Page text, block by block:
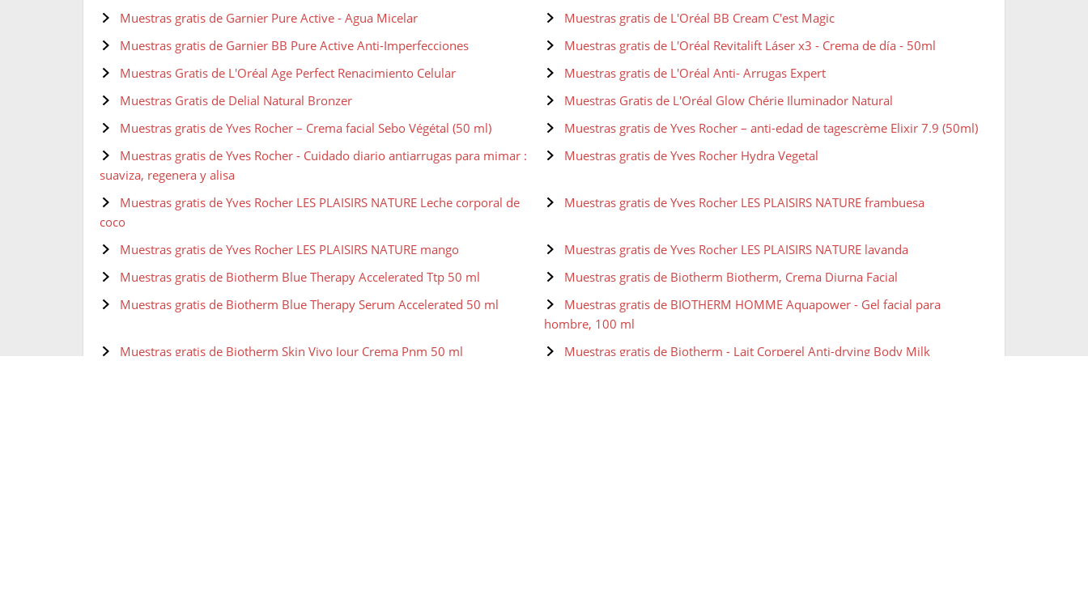
Muestras gratis de Garnier Pure Active - Agua Micelar
Muestras gratis de L'Oréal BB Cream C'est Magic
Muestras gratis de Garnier BB Pure Active Anti-Imperfecciones
Muestras gratis de L'Oréal Revitalift Láser x3 - Crema de día - 50ml
Muestras Gratis de L'Oréal Age Perfect Renacimiento Celular
Muestras gratis de L'Oréal Anti- Arrugas Expert
Muestras Gratis de Delial Natural Bronzer
Muestras Gratis de L'Oréal Glow Chérie Iluminador Natural
Muestras gratis de Yves Rocher – Crema facial Sebo Végétal (50 ml)
Muestras gratis de Yves Rocher – anti-edad de tagescrème Elixir 7.9 (50ml)
Muestras gratis de Yves Rocher - Cuidado diario antiarrugas para mimar :
suaviza, regenera y alisa
Muestras gratis de Yves Rocher Hydra Vegetal
Muestras gratis de Yves Rocher LES PLAISIRS NATURE Leche corporal de
coco
Muestras gratis de Yves Rocher LES PLAISIRS NATURE frambuesa
Muestras gratis de Yves Rocher LES PLAISIRS NATURE mango
Muestras gratis de Yves Rocher LES PLAISIRS NATURE lavanda
Muestras gratis de Biotherm Blue Therapy Accelerated Ttp 50 ml
Muestras gratis de Biotherm Biotherm, Crema Diurna Facial
Muestras gratis de Biotherm Blue Therapy Serum Accelerated 50 ml
Muestras gratis de BIOTHERM HOMME Aquapower - Gel facial para
hombre, 100 ml
Muestras gratis de Biotherm Skin Vivo Jour Crema Pnm 50 ml
Muestras gratis de Biotherm - Lait Corperel Anti-drying Body Milk